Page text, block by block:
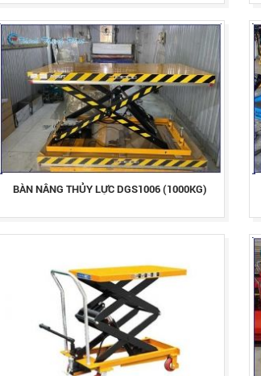
BÀN NÂNG THỦY LỰC DGS1006 (1000KG)